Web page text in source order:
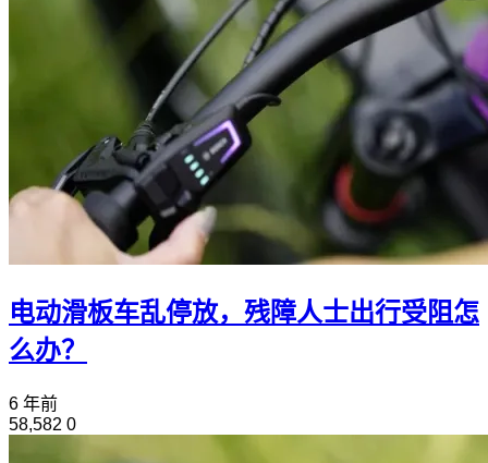
电动滑板车乱停放，残障人士出行受阻怎
么办？
6 年前
58,582 0